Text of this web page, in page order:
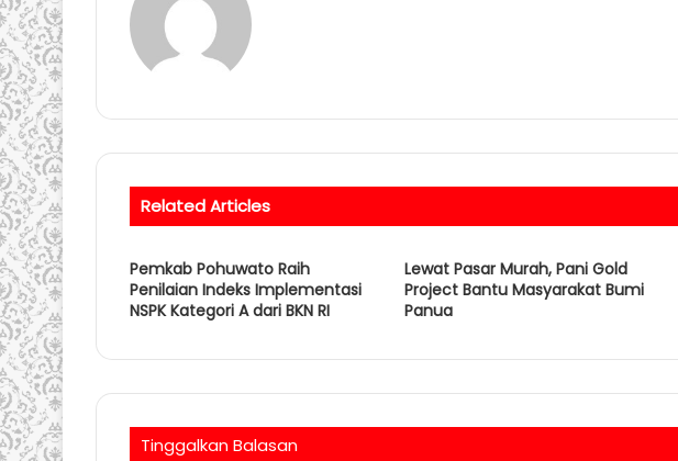
Related Articles
Pemkab Pohuwato Raih
Penilaian Indeks Implementasi
NSPK Kategori A dari BKN RI
Lewat Pasar Murah, Pani Gold
Project Bantu Masyarakat Bumi
Panua
Tinggalkan Balasan